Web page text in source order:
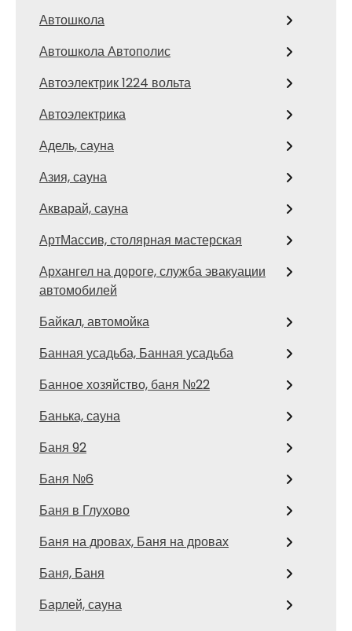
Автошкола
Автошкола Автополис
Автоэлектрик 1224 вольта
Автоэлектрика
Адель, сауна
Азия, сауна
Акварай, сауна
АртМассив, столярная мастерская
Архангел на дороге, служба эвакуации
автомобилей
Байкал, автомойка
Банная усадьба, Банная усадьба
Банное хозяйство, баня №22
Банька, сауна
Баня 92
Баня №6
Баня в Глухово
Баня на дровах, Баня на дровах
Баня, Баня
Барлей, сауна